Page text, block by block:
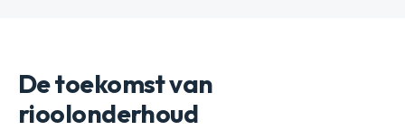
De toekomst van
rioolonderhoud